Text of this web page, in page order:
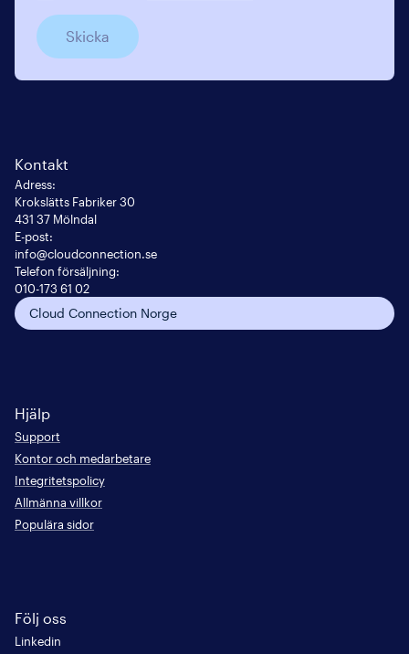
Kontakt
Adress:
Krokslätts Fabriker 30
431 37 Mölndal
E-post:
info@cloudconnection.se
Telefon försäljning:
010-173 61 02
Cloud Connection Norge
Hjälp
Support
Kontor och medarbetare
Integritetspolicy
Allmänna villkor
Populära sidor
Följ oss
Linkedin
Skicka